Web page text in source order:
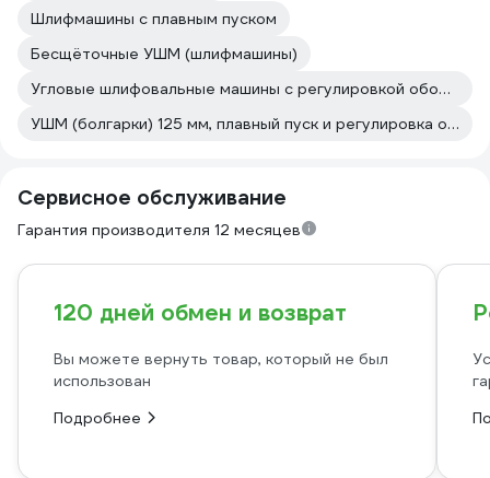
Шлифмашины с плавным пуском
Бесщёточные УШМ (шлифмашины)
Угловые шлифовальные машины с регулировкой оборотов с плавным пуском
УШМ (болгарки) 125 мм, плавный пуск и регулировка оборотов
Сервисное обслуживание
Гарантия производителя 12 месяцев
120 дней обмен и возврат
Вы можете вернуть товар, который не был
использован
Подробнее